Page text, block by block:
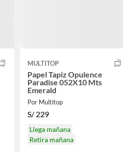
MULTITOP
Papel Tapiz Opulence
Paradise 052X10 Mts
Emerald
Por Multitop
S/ 229
Llega mañana
Retira mañana